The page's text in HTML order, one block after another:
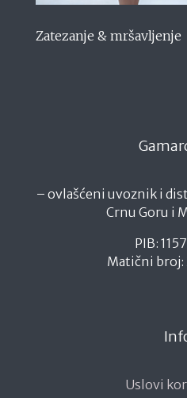
Zatezanje & mršavljenje
– ovlašćeni uvoznik i
Crnu Goru i
PIB:
Matični broj:
Uslovi